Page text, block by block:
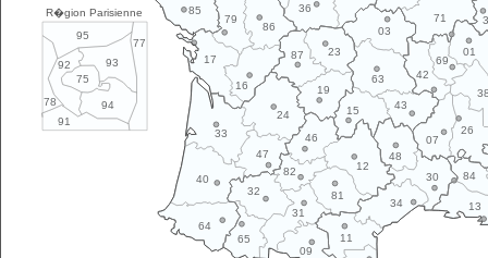
R�gion Parisienne
77
78
91
95
93
75
94
92
11
12
13
15
16
17
19
23
24
26
30
31
32
33
34
36
40
42
43
46
47
48
63
64
65
69
01
03
07
09
71
79
81
82 84
85
86
87